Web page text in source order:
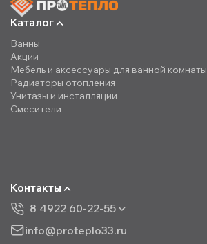
Каталог
Ванны
Акции
Мебель и аксессуары для ванной комнаты
Радиаторы отопления
Унитазы и инсталляции
Смесители
Контакты
8 4922 60-22-55
info@proteplo33.ru